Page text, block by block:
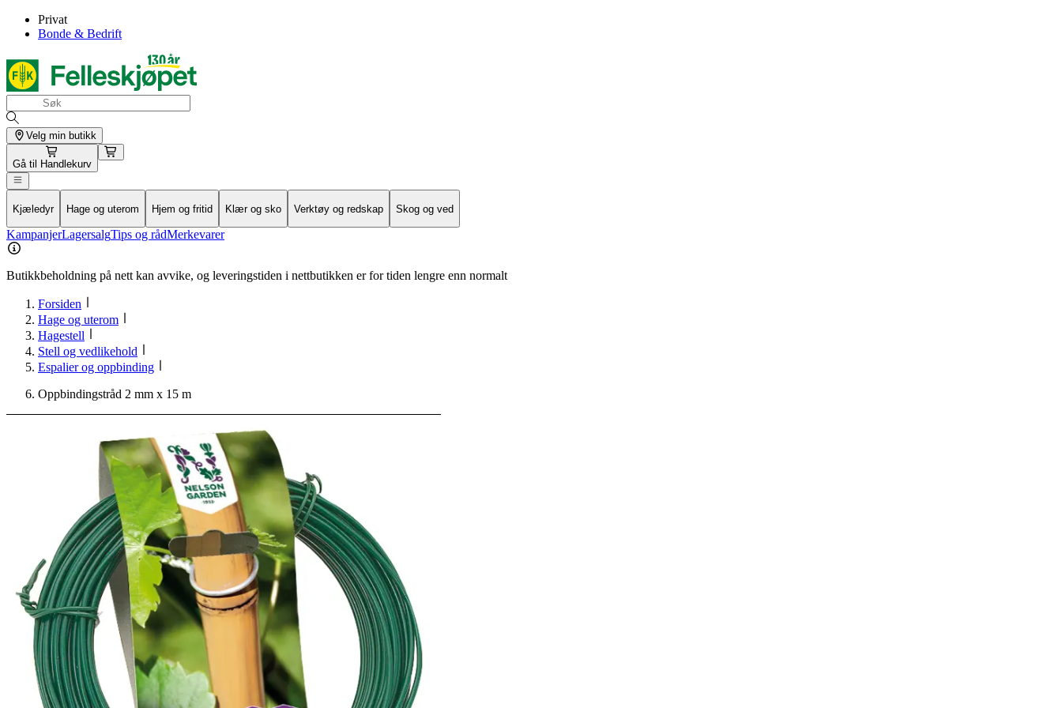
Privat
Bonde & Bedrift
Velg min butikk
Gå til Handlekurv
Kjæledyr Hage og uterom Hjem og fritid Klær og sko Verktøy og redskap Skog og ved
KampanjerLagersalgTips og rådMerkevarer
Butikkbeholdning på nett kan avvike, og leveringstiden i nettbutikken er for tiden lengre enn normalt
Forsiden
Hage og uterom
Hagestell
Stell og vedlikehold
Espalier og oppbinding
Oppbindingstråd 2 mm x 15 m